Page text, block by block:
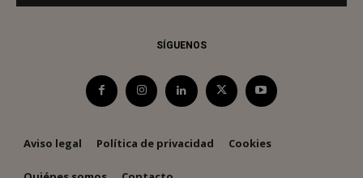
SÍGUENOS
Aviso legal Política de privacidad Cookies